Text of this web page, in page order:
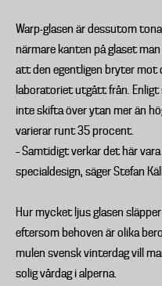
Warp-glasen är dessutom
närmare kanten på glaset
att den egentligen bryter mot
laboratoriet utgått från.
inte skifta över ytan mer än
varierar runt 35 procent.
– Samtidigt verkar det här
specialdesign, säger Stefan
Hur mycket ljus glasen
eftersom behoven är olika
mulen svensk vinterdag vill
solig vårdag i alperna.